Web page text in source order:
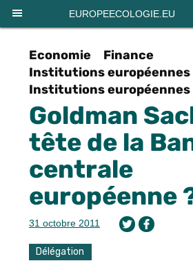
EUROPEECOLOGIE.EU
Economie
Finance
Institutions européennes
Institutions européennes
Goldman
tête de la
centrale
européenne
31 octobre 2011
Délégation